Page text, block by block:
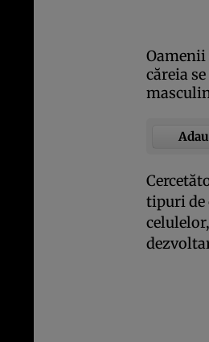
căreia
tipuri de